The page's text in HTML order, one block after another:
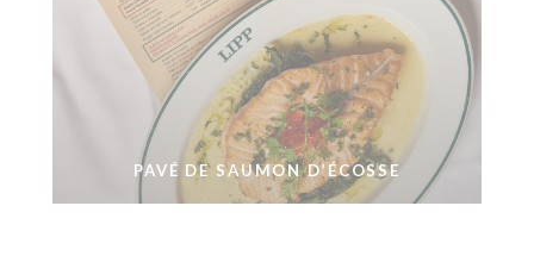
PAVÉ DE SAUMON D’ÉCOSSE